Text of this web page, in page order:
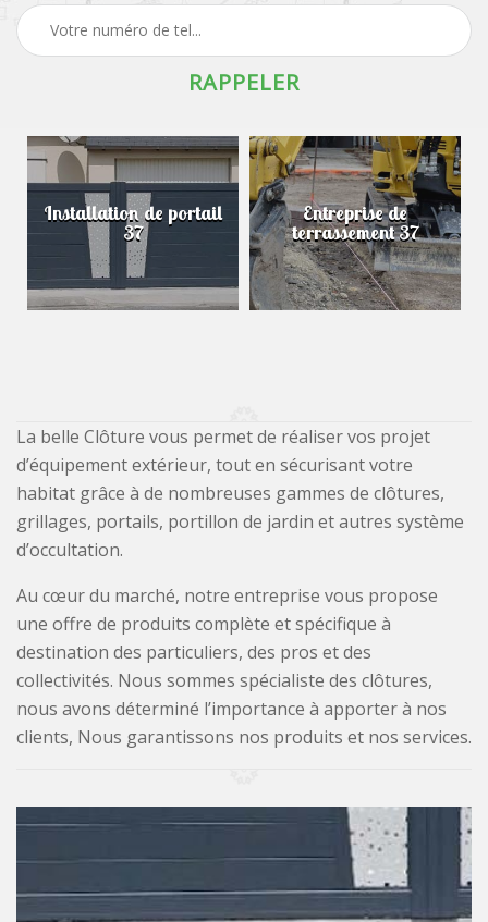
Installation de portail
37
Entreprise de
terrassement 37
La belle Clôture vous permet de réaliser vos projet
d’équipement extérieur, tout en sécurisant votre
habitat grâce à de nombreuses gammes de clôtures,
grillages, portails, portillon de jardin et autres système
d’occultation.
Au cœur du marché, notre entreprise vous propose
une offre de produits complète et spécifique à
destination des particuliers, des pros et des
collectivités. Nous sommes spécialiste des clôtures,
nous avons déterminé l’importance à apporter à nos
clients, Nous garantissons nos produits et nos services.